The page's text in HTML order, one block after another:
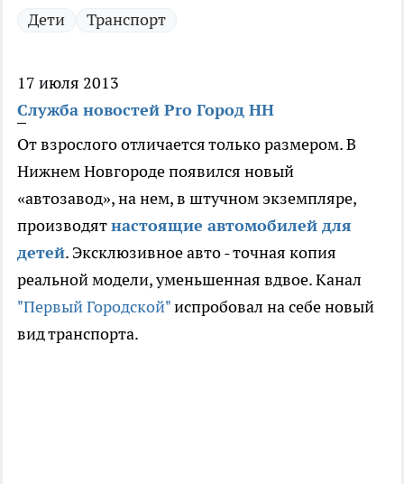
Дети Транспорт
17 июля 2013
Служба новостей Pro Город НН
От взрослого отличается только размером. В
Нижнем Новгороде появился новый
«автозавод», на нем, в штучном экземпляре,
производятнастоящие автомобилей для
детей. Эксклюзивное авто - точная копия
реальной модели, уменьшенная вдвое. Канал
"Первый Городской"испробовал на себе новый
вид транспорта.